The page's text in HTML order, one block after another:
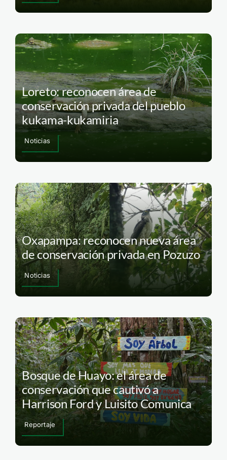
Loreto: reconocen área de
conservación privada del pueblo
kukama-kukamiria
Noticias
Oxapampa: reconocen nueva área
de conservación privada en Pozuzo
Noticias
Bosque de Huayo: el área de
conservación que cautivó a
Harrison Ford y Luisito Comunica
Reportaje